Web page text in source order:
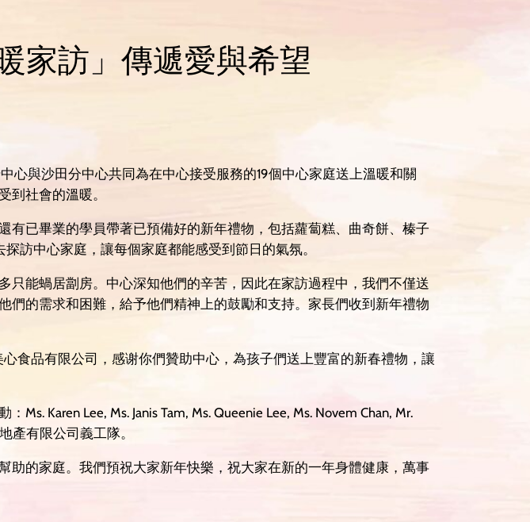
家訪」傳遞愛與希望
心與沙田分中心共同為在中心接受服務的19個中心家庭送上溫暖和關
到社會的溫暖。
已畢業的學員帶著已預備好的新年禮物，包括蘿蔔糕、曲奇餅、榛子
訪中心家庭，讓每個家庭都能感受到節日的氣氛。
能蝸居劏房。中心深知他們的辛苦，因此在家訪過程中，我們不僅送
們的需求和困難，給予他們精神上的鼓勵和支持。家長們收到新年禮物
食品有限公司，感谢你們贊助中心，為孩子們送上豐富的新春禮物，讓
Karen Lee, Ms. Janis Tam, Ms. Queenie Lee, Ms. Novem Chan, Mr.
產有限公司義工隊。
的家庭。我們預祝大家新年快樂，祝大家在新的一年身體健康，萬事